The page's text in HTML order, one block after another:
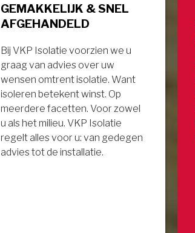
GEMAKKELIJK & SNEL
AFGEHANDELD
Bij VKP Isolatie voorzien we u
graag van advies over uw
wensen omtrent isolatie. Want
isoleren betekent winst. Op
meerdere facetten. Voor zowel
u als het milieu. VKP Isolatie
regelt alles voor u: van gedegen
advies tot de installatie.